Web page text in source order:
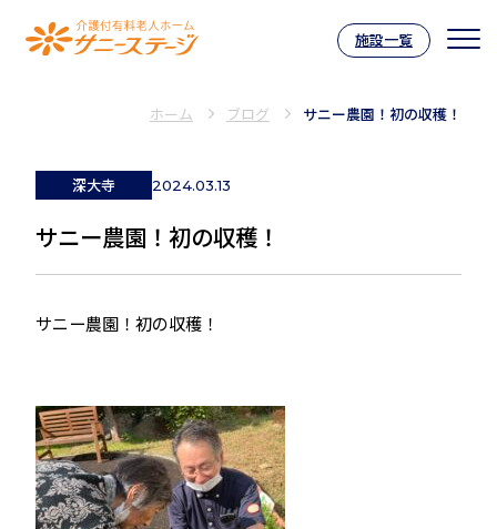
介護付有料老人ホーム サニーステー
施設一覧
ホーム ブログ サニー農園！初の収穫！
深大寺 2024.03.13
サニー農園！初の収穫！
サニー農園！初の収穫！